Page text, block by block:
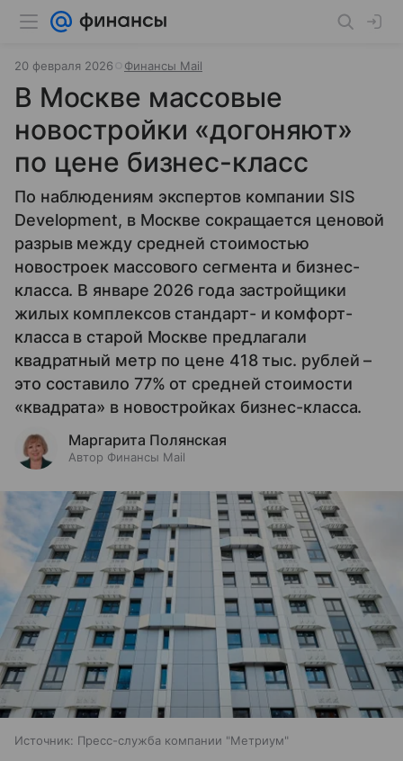
20 февраля 2026 Финансы Mail
В Москве массовые
новостройки «догоняют»
по цене бизнес-класс
По наблюдениям экспертов компании SIS
Development, в Москве сокращается ценовой
разрыв между средней стоимостью
новостроек массового сегмента и бизнес-
класса. В январе 2026 года застройщики
жилых комплексов стандарт- и комфорт-
класса в старой Москве предлагали
квадратный метр по цене 418 тыс. рублей –
это составило 77% от средней стоимости
«квадрата» в новостройках бизнес-класса.
Маргарита Полянская
Автор Финансы Mail
Источник: Пресс-служба компании "Метриум"